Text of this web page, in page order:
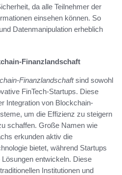
da alle Teilnehmer der
einsehen können. So
Datenmanipulation erheblich
Finanzlandschaft
Finanzlandschaftsind sowohl
FinTech-Startups. Diese
Integration von Blockchain-
um die Effizienz zu steigern
schaffen. Große Namen wie
erkunden aktiv die
bietet, während Startups
entwickeln. Diese
Institutionen und